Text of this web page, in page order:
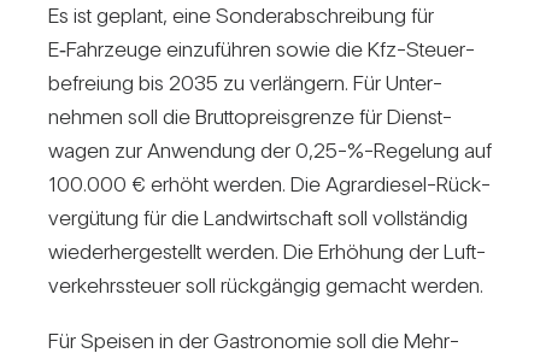
Es ist geplant, eine Son­der­ab­schrei­bung für
E‑Fahrzeuge ein­zu­führen sowie die Kfz-Steu­er­
be­freiung bis 2035 zu ver­län­gern. Für Unter­
nehmen soll die Brut­to­preis­grenze für Dienst­
wagen zur Anwen­dung der 0,25-%-Regelung auf
100.000 € erhöht werden. Die Agrar­diesel-Rück­
ver­gü­tung für die Land­wirt­schaft soll voll­ständig
wie­der­her­ge­stellt werden. Die Erhö­hung der Luft­
ver­kehrs­steuer soll rück­gängig gemacht werden.
Für Speisen in der Gas­tro­nomie soll die Mehr­